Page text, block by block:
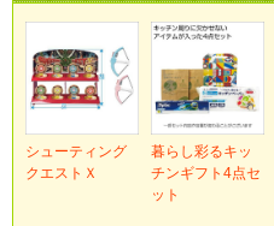
シューティング
クエストＸ
暮らし彩るキッ
チンギフト4点セ
ット